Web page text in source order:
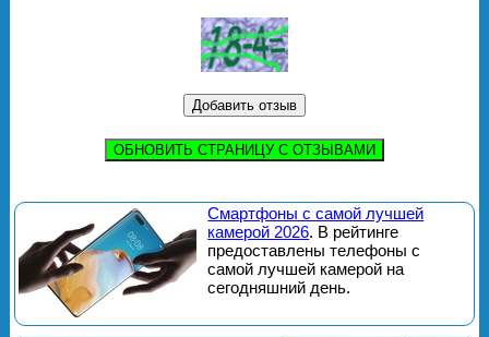
ОБНОВИТЬ СТРАНИЦУ С ОТЗЫВАМИ
Смартфоны с самой лучшей
камерой 2026. В рейтинге
предоставлены телефоны с
самой лучшей камерой на
сегодняшний день.